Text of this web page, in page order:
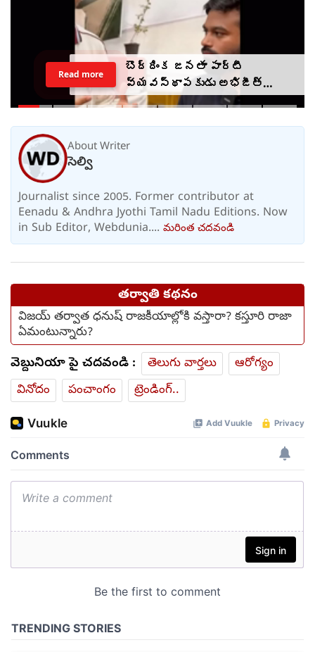
బొద్దింక జనతా పార్టీ
వ్యవస్థాపకుడు అభిజీత్
అసలు రంగు ఇదే
Read more
About Writer
సెల్వి
Journalist since 2005. Former contributor at
Eenadu & Andhra Jyothi Tamil Nadu Editions. Now
in Sub Editor, Webdunia.... మరింత చదవండి
తర్వాతి కథనం
విజయ్ తర్వాత ధనుష్ రాజకీయాల్లోకి వస్తారా? కస్తూరి రాజా
ఏమంటున్నారు?
వెబ్దునియా పై చదవండి : తెలుగు వార్తలు
ఆరోగ్యం
వినోదం
పంచాంగం ట్రెండింగ్..